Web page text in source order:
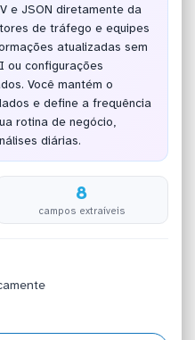
e JSON diretamente da
de tráfego e equipes
atualizadas sem
ou configurações
Você mantém o
e define a frequência
rotina de negócio,
diárias.
8
campos extraíveis